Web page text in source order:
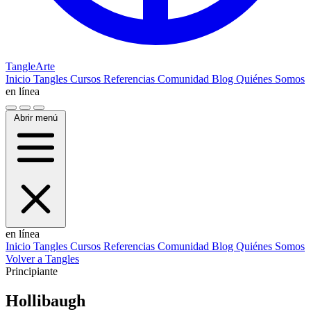
TangleArte
Inicio Tangles Cursos Referencias Comunidad Blog Quiénes Somos
en línea
Abrir menú
en línea
Inicio Tangles Cursos Referencias Comunidad Blog Quiénes Somos
Volver a Tangles
Principiante
Hollibaugh